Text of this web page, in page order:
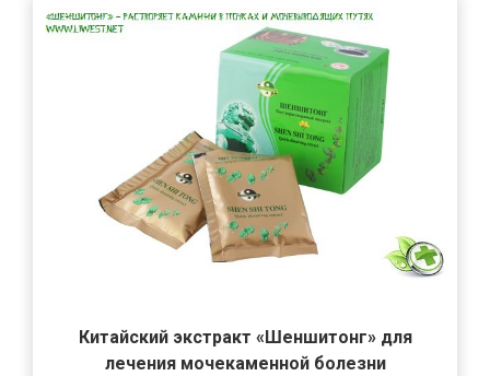
Китайский экстракт «Шеншитонг» для
лечения мочекаменной болезни